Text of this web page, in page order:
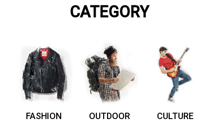
CATEGORY
FASHION OUTDOOR CULTURE